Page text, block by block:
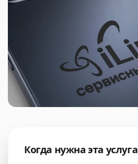
Когда нужна эта услуга